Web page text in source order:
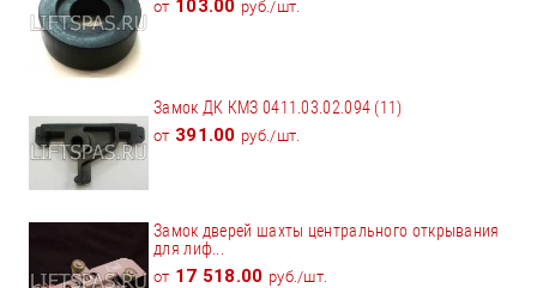
от 103.00 руб./шт.
Замок ДК КМЗ 0411.03.02.094 (11)
от 391.00 руб./шт.
Замок дверей шахты центрального открывания
для лиф...
от 17 518.00 руб./шт.